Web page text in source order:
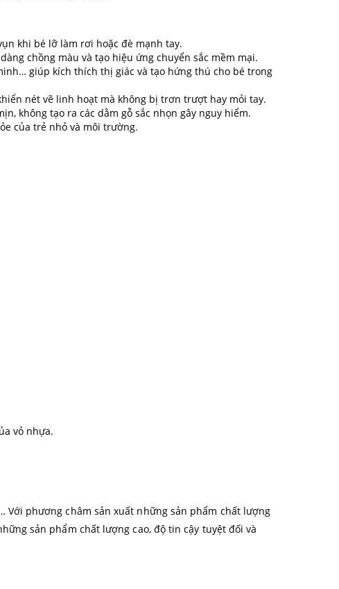
khi bé lỡ làm rơi hoặc đè mạnh tay.
chồng màu và tạo hiệu ứng chuyển sắc mềm mại.
giúp kích thích thị giác và tạo hứng thú cho bé trong
nét vẽ linh hoạt mà không bị trơn trượt hay mỏi tay.
không tạo ra các dằm gỗ sắc nhọn gây nguy hiểm.
của trẻ nhỏ và môi trường.
vỏ nhựa.
phương châm sản xuất những sản phẩm chất lượng
sản phẩm chất lượng cao, độ tin cậy tuyệt đối và